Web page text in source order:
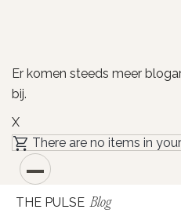
Er komen steeds meer
bij.
X
There are no items in
THE PULSE Blog